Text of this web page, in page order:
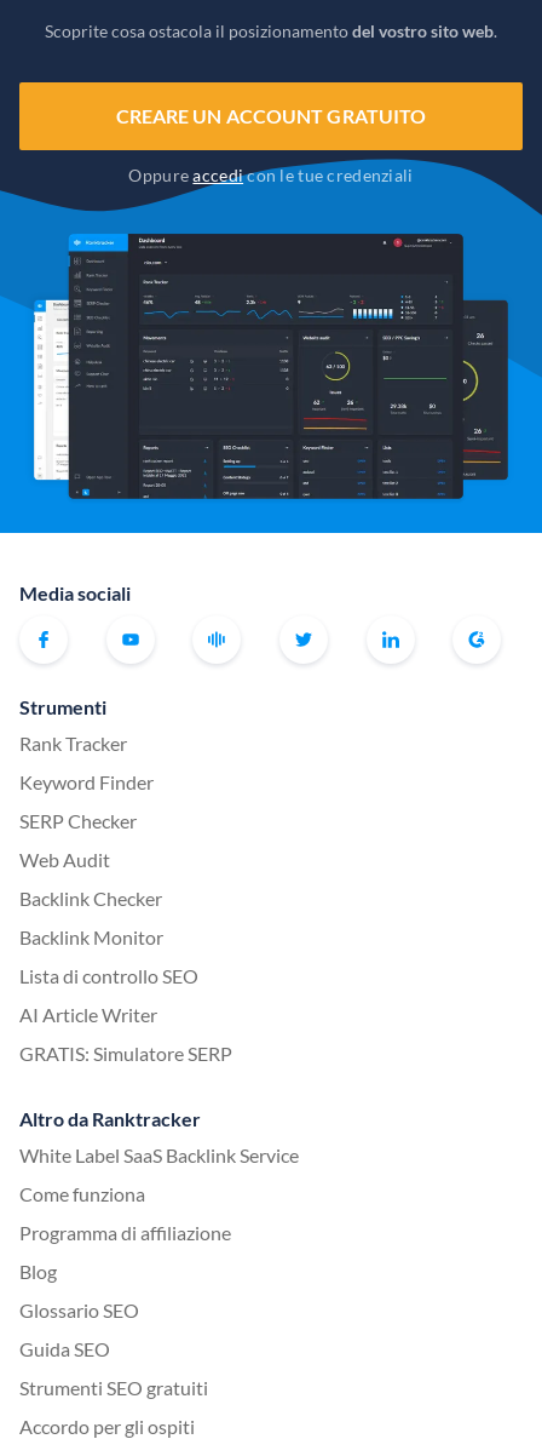
Scoprite cosa ostacola il posizionamentodel vostro sito web.
CREARE UN ACCOUNT GRATUITO
Oppureaccedicon le tue credenziali
Media sociali
Strumenti
Rank Tracker
Keyword Finder
SERP Checker
Web Audit
Backlink Checker
Backlink Monitor
Lista di controllo SEO
AI Article Writer
GRATIS: Simulatore SERP
Altro da Ranktracker
White Label SaaS Backlink Service
Come funziona
Programma di affiliazione
Blog
Glossario SEO
Guida SEO
Strumenti SEO gratuiti
Accordo per gli ospiti